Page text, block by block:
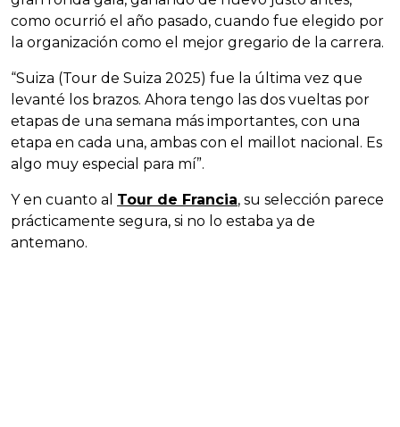
como ocurrió el año pasado, cuando fue elegido por
la organización como el mejor gregario de la carrera.
“Suiza (Tour de Suiza 2025) fue la última vez que
levanté los brazos. Ahora tengo las dos vueltas por
etapas de una semana más importantes, con una
etapa en cada una, ambas con el maillot nacional. Es
algo muy especial para mí”.
Y en cuanto al Tour de Francia, su selección parece
prácticamente segura, si no lo estaba ya de
antemano.